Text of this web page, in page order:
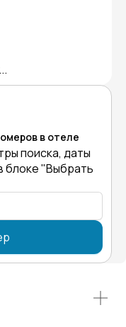
в отеле
поиска, даты
блоке "Выбрать